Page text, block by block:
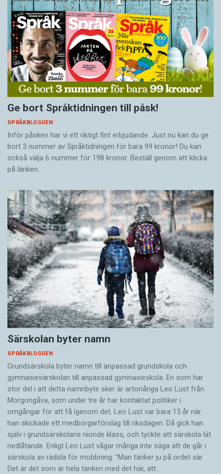
Ge bort Språktidningen till påsk!
SPRÅKBLOGGEN
Inför påsken har vi ett riktigt fint erbjudande. Just nu kan du ge
bort 3 nummer av Språktidningen för bara 99 kronor! Du kan
också välja 6 nummer för 198 kronor. Beställ genom att klicka
på länken.
Särskolan byter namn
SPRÅKBLOGGEN
Grundsärskola byter namn till anpassad grundskola och
gymnasiesärskolan till anpassad gymnasieskola. En som har
stor del i att detta namnbyte sker är artonåriga Leo Lust från
Morgongåva, som under tre år har kontaktat politiker i
omgångar för att få igenom det. Leo Lust var bara 15 år när
han skickade ett medborgarförslag till riksdagen. Då gick han
själv i grundsärskolans nionde klass, och tyckte att särskola lät
nedlåtande. Enligt Leo Lust vågar många inte säga att de går i
särskola av rädsla för mobbning: ”Man tänker ju på ordet sär.
Det är det som är hela tanken med det här, att…